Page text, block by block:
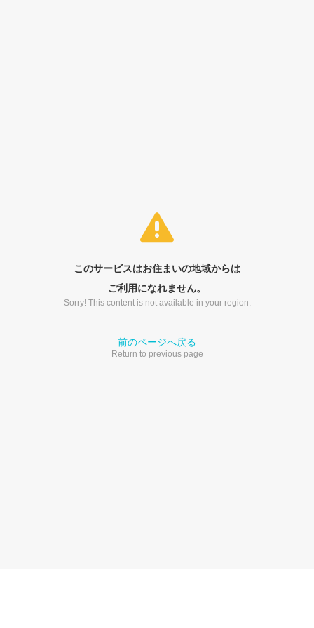
このサービスはお住まいの地域からは
ご利用になれません。
Sorry! This content is not available in your region.
前のページへ戻る
Return to previous page